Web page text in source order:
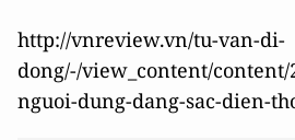
Và cuối cùng: nhớ rút sạc
100%.